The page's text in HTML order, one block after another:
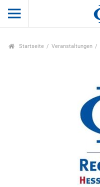
Startseite Veranstaltungen